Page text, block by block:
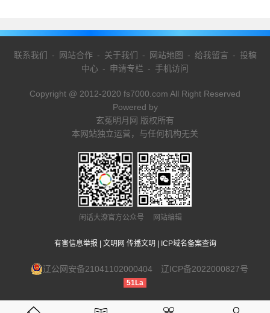
联系我们 - 网站合作- 关于我们 - 网站地图 - 给我留言 - 投稿
中心 - 申请专栏 - 手机访问
Copyright @ 2012-2020 fs7000.com All Right Reserved
Powered by
玄菟明月网 版权所有
本网站独立运营，与任何机构无关
闲话大潦官方公众号 网站编辑
有害信息举报 | 文明网 传播文明 | ICP域名备案查询
辽公网安备21041102000404 辽ICP备2022000827号
51La